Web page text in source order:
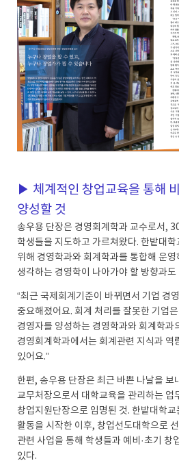
▶ 체계적인 창업교육을 통해
양성할 것
송우용 단장은 경영회계학과 교수로서,
학생들을 지도하고 가르쳐왔다. 한밭대학
위해 경영학과와 회계학과를 통합해 운
생각하는 경영학이 나아가야 할 방향과도
“최근 국제회계기준이 바뀌면서 기업 경
중요해졌어요. 회계 처리를 잘못한 기업
경영자를 양성하는 경영학과와 회계학과
경영회계학과에서는 회계관련 지식과 역
있어요.”
한편, 송우용 단장은 최근 바쁜 나날을 보
교무처장으로서 대학교육을 관리하는
창업지원단장으로 임명된 것. 한밭대학
활동을 시작한 이후, 창업선도대학으로
관련 사업을 통해 학생들과 예비·초기 창
있다.